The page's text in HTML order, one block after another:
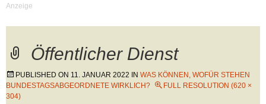
Öffentlicher Dienst
PUBLISHED ON 11. JANUAR 2022 IN WAS KÖNNEN, WOFÜR STEHEN
BUNDESTAGSABGEORDNETE WIRKLICH?
FULL RESOLUTION (620 ×
304)